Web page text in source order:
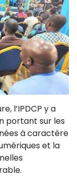
l’IPDCP y a
portant sur les
à caractère
et la